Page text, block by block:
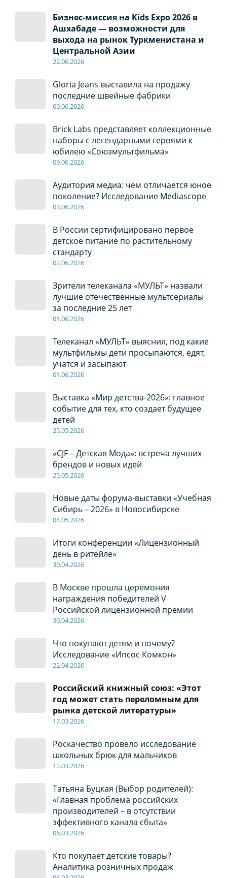
Бизнес‑миссия на Kids Expo 2026 в
Ашхабаде — возможности для
выхода на рынок Туркменистана и
Центральной Азии
22.06.2026
Gloria Jeans выставила на продажу
последние швейные фабрики
09.06.2026
Brick Labs представляет коллекционные
наборы с легендарными героями к
юбилею «Союзмультфильма»
09.06.2026
Аудитория медиа: чем отличается юное
поколение? Исследование Mediascope
03.06.2026
В России сертифицировано первое
детское питание по растительному
стандарту
02.06.2026
Зрители телеканала «МУЛЬТ» назвали
лучшие отечественные мультсериалы
за последние 25 лет
01.06.2026
Телеканал «МУЛЬТ» выяснил, под какие
мультфильмы дети просыпаются, едят,
учатся и засыпают
01.06.2026
Выставка «Мир детства-2026»: главное
событие для тех, кто создает будущее
детей
25.05.2026
«CJF – Детская Мода»: встреча лучших
брендов и новых идей
25.05.2026
Новые даты форума-выставки «Учебная
Сибирь – 2026» в Новосибирске
04.05.2026
Итоги конференции «Лицензионный
день в ритейле»
30.04.2026
В Москве прошла церемония
награждения победителей V
Российской лицензионной премии
30.04.2026
Что покупают детям и почему?
Исследование «Ипсос Комкон»
22.04.2026
Российский книжный союз: «Этот
год может стать переломным для
рынка детской литературы»
17.03.2026
Роскачество провело исследование
школьных брюк для мальчиков
12.03.2026
Татьяна Буцкая (Выбор родителей):
«Главная проблема российских
производителей – в отсутствии
эффективного канала сбыта»
06.03.2026
Кто покупает детские товары?
Аналитика розничных продаж